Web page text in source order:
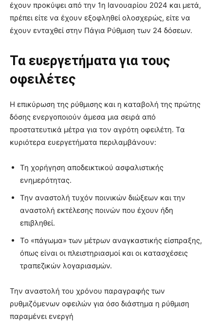
έχουν προκύψει από την 1η Ιανουαρίου 2024 και μετά,
πρέπει είτε να έχουν εξοφληθεί ολοσχερώς, είτε να
έχουν ενταχθεί στην Πάγια Ρύθμιση των 24 δόσεων.
Τα ευεργετήματα για τους
οφειλέτες
Η επικύρωση της ρύθμισης και η καταβολή της πρώτης
δόσης ενεργοποιούν άμεσα μια σειρά από
προστατευτικά μέτρα για τον αγρότη οφειλέτη. Τα
κυριότερα ευεργετήματα περιλαμβάνουν:
Τη χορήγηση αποδεικτικού ασφαλιστικής
ενημερότητας.
Την αναστολή τυχόν ποινικών διώξεων και την
αναστολή εκτέλεσης ποινών που έχουν ήδη
επιβληθεί.
Το «πάγωμα» των μέτρων αναγκαστικής είσπραξης,
όπως είναι οι πλειστηριασμοί και οι κατασχέσεις
τραπεζικών λογαριασμών.
Την αναστολή του χρόνου παραγραφής των
ρυθμιζόμενων οφειλών για όσο διάστημα η ρύθμιση
παραμένει ενεργή